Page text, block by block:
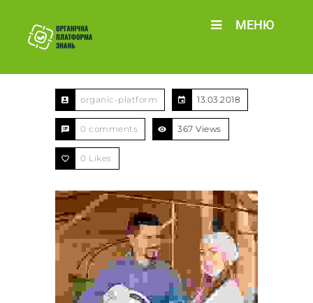
МЕНЮ
organic-platform 13.03.2018
0 comments 367 Views
0 Likes